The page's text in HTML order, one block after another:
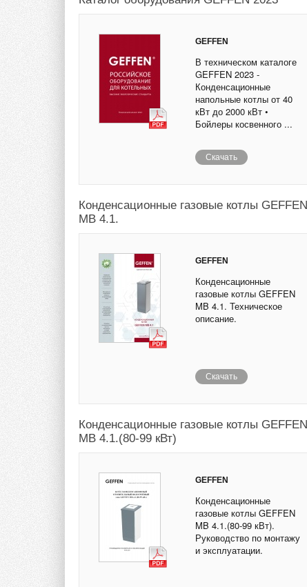
GEFFEN
В техническом каталоге
GEFFEN 2023 -
Конденсационные
напольные котлы от 40
кВт до 2000 кВт •
Бойлеры косвенного ...
Скачать
Конденсационные газовые котлы GEFFEN
MB 4.1.
GEFFEN
Конденсационные
газовые котлы GEFFEN
MB 4.1. Техническое
описание.
Скачать
Конденсационные газовые котлы GEFFEN
MB 4.1.(80-99 кВт)
GEFFEN
Конденсационные
газовые котлы GEFFEN
MB 4.1.(80-99 кВт).
Руководство по монтажу
и эксплуатации.